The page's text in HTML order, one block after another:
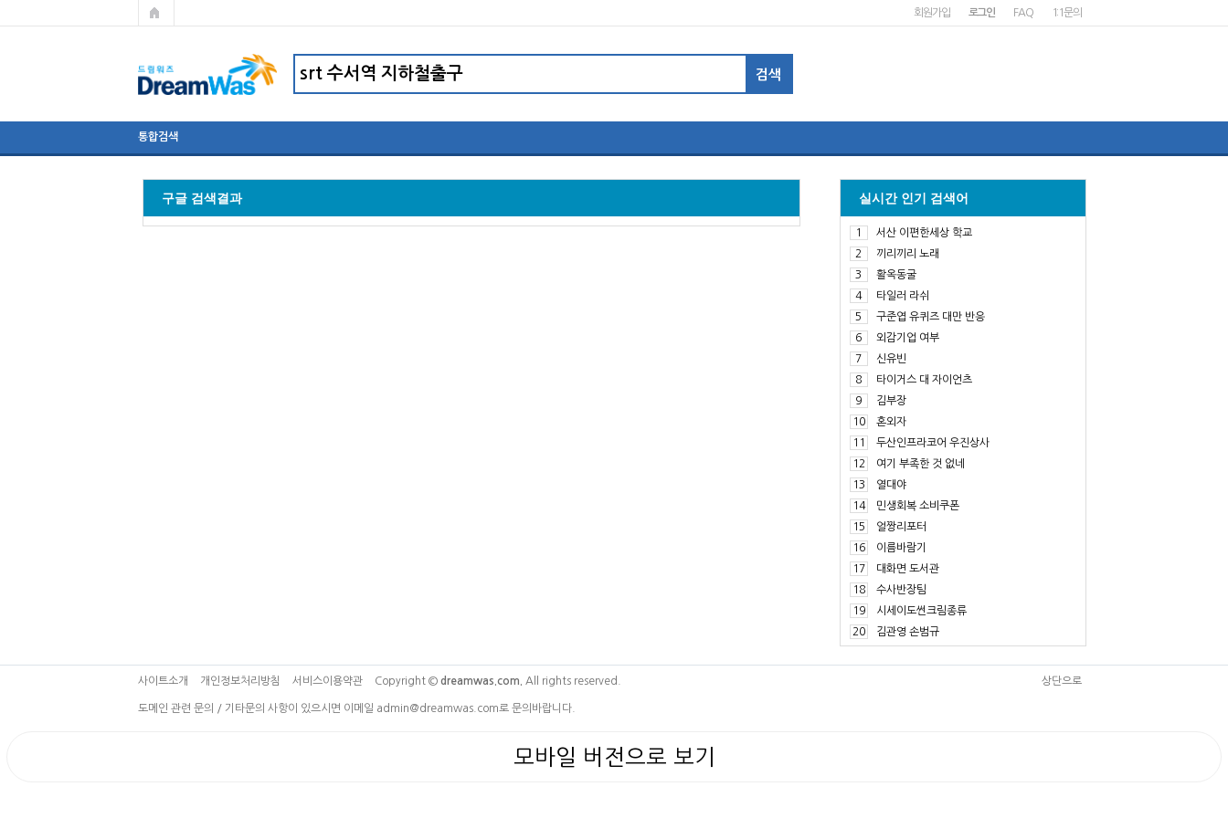
회원가입 로그인 FAQ 1:1문의
통합검색
실시간 인기 검색어
1
서산 이편한세상 학교
2
끼리끼리 노래
3
활옥동굴
4
타일러 라쉬
5
구준엽 유퀴즈 대만 반응
6
외감기업 여부
7
신유빈
8
타이거스 대 자이언츠
9
김부장
10
혼외자
11
두산인프라코어 우진상사
12
여기 부족한 것 없네
13
열대야
14
민생회복 소비쿠폰
15
얼짱리포터
16
이름바람기
17
대화면 도서관
18
수사반장팀
19
시세이도썬크림종류
20
김관영 손범규
구글 검색결과
사이트소개 개인정보처리방침 서비스이용약관 Copyright © dreamwas.com. All rights reserved. 상단으로
도메인 관련 문의 / 기타문의 사항이 있으시면 이메일 admin@dreamwas.com로 문의바랍니다.
모바일 버전으로 보기